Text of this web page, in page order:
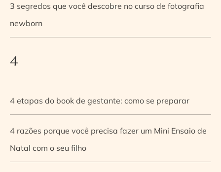
3 segredos que você descobre no curso de fotografia
newborn
4
4 etapas do book de gestante: como se preparar
4 razões porque você precisa fazer um Mini Ensaio de
Natal com o seu filho